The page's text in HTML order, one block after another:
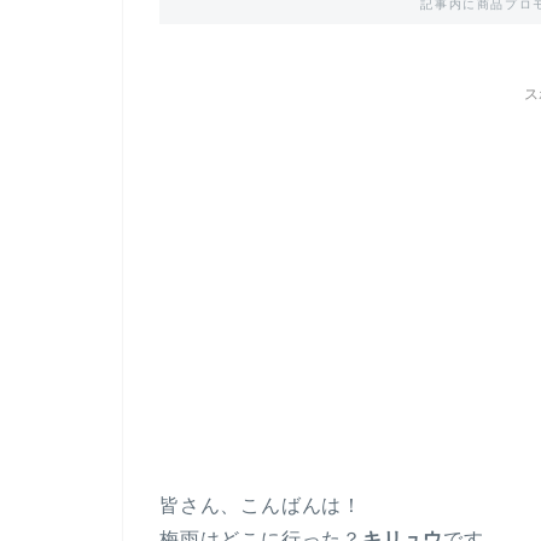
記事内に商品プロ
皆さん、こんばんは！